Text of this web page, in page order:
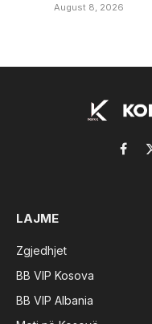
August 8, 2026
LAJME
Zgjedhjet
BB VIP Kosova
BB VIP Albania